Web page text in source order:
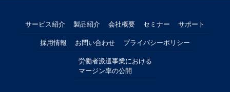
サービス紹介 製品紹介 会社概要 セミナー サポート
採用情報 お問い合わせ プライバシーポリシー
労働者派遣事業における
マージン率の公開